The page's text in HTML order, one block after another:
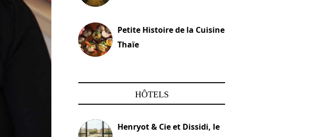
Petite Histoire de la Cuisine
Thaïe
HÔTELS
Henryot & Cie et Dissidi, le